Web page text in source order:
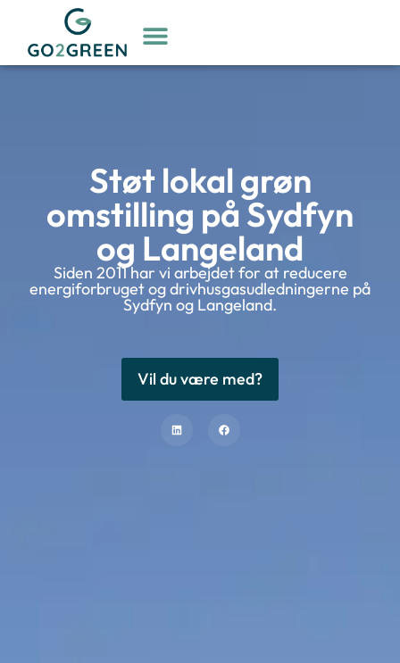
Støt lokal grøn
omstilling på Sydfyn
og Langeland
Siden 2011 har vi arbejdet for at reducere
energiforbruget og drivhusgasudledningerne på
Sydfyn og Langeland.
Vil du være med?